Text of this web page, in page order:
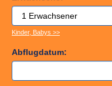
Kinder, Babys >>
Abflugdatum: